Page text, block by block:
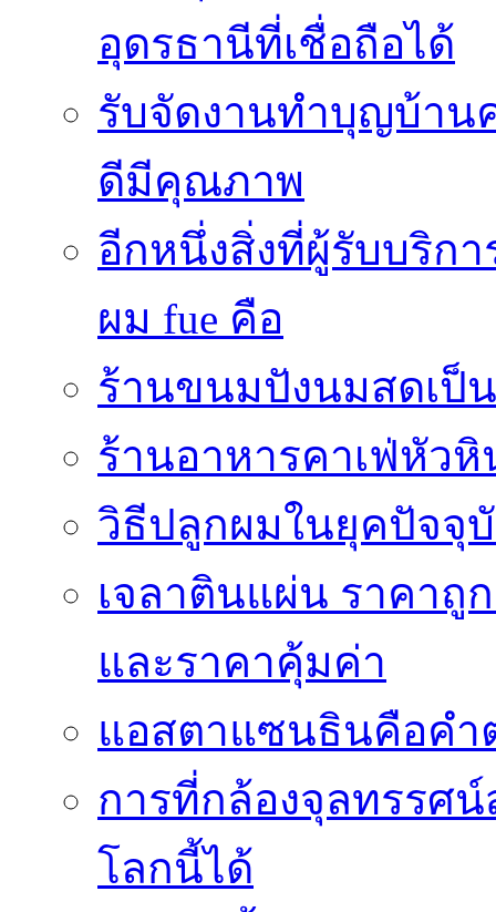
อุดรธานีที่เชื่อถือได้
รับจัดงานทำบุญบ้าน
ดีมีคุณภาพ
อีกหนึ่งสิ่งที่ผู้รับบริก
ผม fue คือ
ร้านขนมปังนมสดเป็
ร้านอาหารคาเฟ่หัว
วิธีปลูกผมในยุคปัจจุ
เจลาตินแผ่น ราคาถู
และราคาคุ้มค่า
แอสตาแซนธินคือค
การที่กล้องจุลทรรศ
โลกนี้ได้